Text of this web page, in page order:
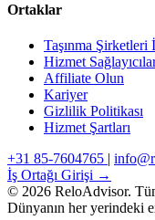
Ortaklar
Taşınma Şirketleri
Hizmet
Affiliate Olun
Kariyer
Gizlilik Politikası
Hizmet Şartları
+31 85-7604765 |
İş Ortağı Girişi →
© 2026 ReloAdvisor.
Dünyanın her yerindeki